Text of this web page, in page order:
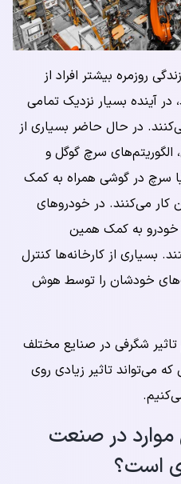
روزمره بیشتر افراد از
آینده بسیار نزدیک تمامی
در حال حاضر بسیاری از
الگوریتم‌های سرچ گوگل و
سرچ در گوشی همراه به کمک
می‌کنند. در خودروهای
خودرو به کمک همین
بسیاری از کارخانه‌ها کنترل
خودشان را توسط هوش
شگرفی در صنایع مختلف
می‌تواند تاثیر زیادی روی
موارد در صنعت
است؟